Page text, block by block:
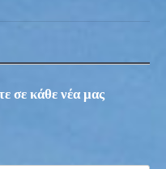
σε κάθε νέα μας